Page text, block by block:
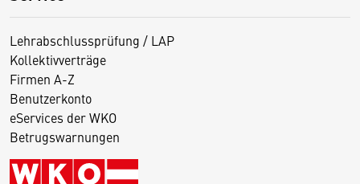
Lehrabschlussprüfung / LAP
Kollektivverträge
Firmen A-Z
Benutzerkonto
eServices der WKO
Betrugswarnungen